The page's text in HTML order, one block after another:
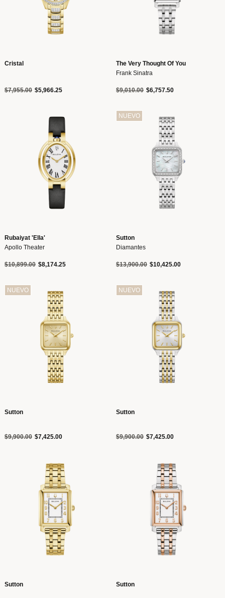
Cristal
Precio reducido de
$7,955.00a$5,966.25
The Very Thought Of You
Frank Sinatra
Precio reducido de
$9,010.00a$6,757.50
Rubaiyat 'Ella'
Apollo Theater
Precio reducido de
$10,899.00a$8,174.25
NUEVO
Sutton
Diamantes
Precio reducido de
$13,900.00a$10,425.00
NUEVO
Sutton
Precio reducido de
$9,900.00a$7,425.00
NUEVO
Sutton
Precio reducido de
$9,900.00a$7,425.00
Sutton Sutton